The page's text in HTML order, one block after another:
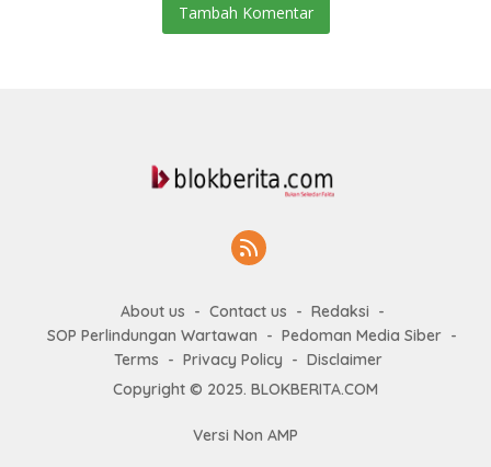
Tambah Komentar
About us Contact us
Redaksi
SOP Perlindungan Wartawan
Pedoman Media Siber
Terms
Privacy Policy
Disclaimer
Copyright © 2025. BLOKBERITA.COM
Versi Non AMP